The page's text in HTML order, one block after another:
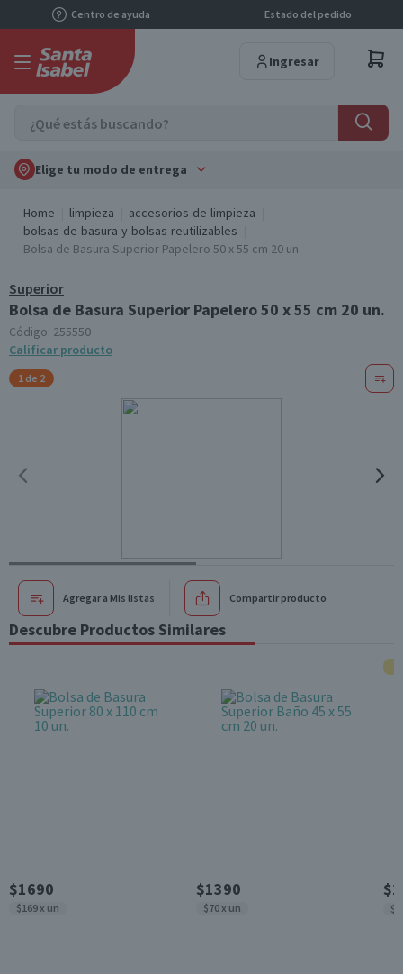
Centro de ayuda Estado del pedido
Ingresar
Elige tu modo de entrega
Home limpieza
accesorios-de-limpieza
bolsas-de-basura-y-bolsas-reutilizables
Bolsa de Basura Superior Papelero 50 x 55 cm 20 un.
Superior
Bolsa de Basura Superior Papelero 50 x 55 cm 20 un.
Código: 255550
Calificar producto
1 de 2
Agregar a Mis listas Compartir producto
Descubre Productos Similares
$1690
$169 x un
$1390
$70 x un